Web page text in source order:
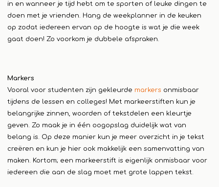
in en wanneer je tijd hebt om te sporten of leuke dingen te
doen met je vrienden. Hang de weekplanner in de keuken
op zodat iedereen ervan op de hoogte is wat je die week
gaat doen! Zo voorkom je dubbele afspraken.
Markers
Vooral voor studenten zijn gekleurde markers onmisbaar
tijdens de lessen en colleges! Met markeerstiften kun je
belangrijke zinnen, woorden of tekstdelen een kleurtje
geven. Zo maak je in één oogopslag duidelijk wat van
belang is. Op deze manier kun je meer overzicht in je tekst
creëren en kun je hier ook makkelijk een samenvatting van
maken. Kortom; een markeerstift is eigenlijk onmisbaar voor
iedereen die aan de slag moet met grote lappen tekst.